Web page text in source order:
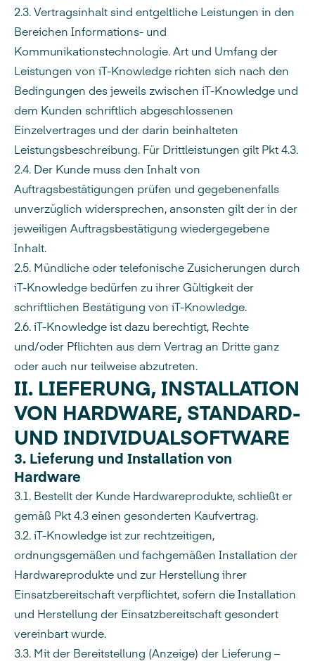
2.3. Vertragsinhalt sind entgeltliche Leistungen in den
Bereichen Informations- und
Kommunikationstechnologie. Art und Umfang der
Leistungen von iT-Knowledge richten sich nach den
Bedingungen des jeweils zwischen iT-Knowledge und
dem Kunden schriftlich abgeschlossenen
Einzelvertrages und der darin beinhalteten
Leistungsbeschreibung. Für Drittleistungen gilt Pkt 4.3.
2.4. Der Kunde muss den Inhalt von
Auftragsbestätigungen prüfen und gegebenenfalls
unverzüglich widersprechen, ansonsten gilt der in der
jeweiligen Auftragsbestätigung wiedergegebene
Inhalt.
2.5. Mündliche oder telefonische Zusicherungen durch
iT-Knowledge bedürfen zu ihrer Gültigkeit der
schriftlichen Bestätigung von iT-Knowledge.
2.6. iT-Knowledge ist dazu berechtigt, Rechte
und/oder Pflichten aus dem Vertrag an Dritte ganz
oder auch nur teilweise abzutreten.
II. LIEFERUNG, INSTALLATION
VON HARDWARE, STANDARD-
UND INDIVIDUALSOFTWARE
3. Lieferung und Installation von
Hardware
3.1. Bestellt der Kunde Hardwareprodukte, schließt er
gemäß Pkt 4.3 einen gesonderten Kaufvertrag.
3.2. iT-Knowledge ist zur rechtzeitigen,
ordnungsgemäßen und fachgemäßen Installation der
Hardwareprodukte und zur Herstellung ihrer
Einsatzbereitschaft verpflichtet, sofern die Installation
und Herstellung der Einsatzbereitschaft gesondert
vereinbart wurde.
3.3. Mit der Bereitstellung (Anzeige) der Lieferung –